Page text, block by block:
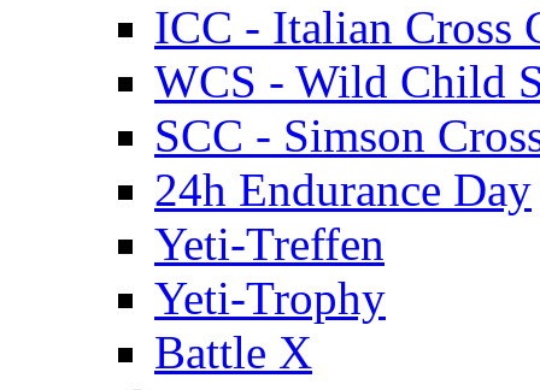
ICC - Italian Cross
WCS - Wild Child
SCC - Simson
24h Endurance Day
Yeti-Treffen
Yeti-Trophy
Battle X